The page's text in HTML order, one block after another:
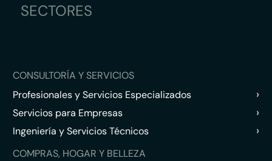
SECTORES
CONSULTORÍA Y SERVICIOS
Profesionales y Servicios Especializados
›
Servicios para Empresas ›
Ingeniería y Servicios Técnicos ›
COMPRAS, HOGAR Y BELLEZA